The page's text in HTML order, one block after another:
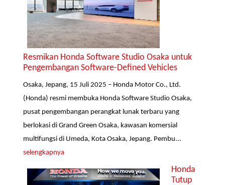
Resmikan Honda Software Studio Osaka untuk
Pengembangan Software-Defined Vehicles
Osaka, Jepang, 15 Juli 2025 – Honda Motor Co., Ltd.
(Honda) resmi membuka Honda Software Studio Osaka,
pusat pengembangan perangkat lunak terbaru yang
berlokasi di Grand Green Osaka, kawasan komersial
multifungsi di Umeda, Kota Osaka, Jepang. Pembu...
selengkapnya
Honda
Tutup